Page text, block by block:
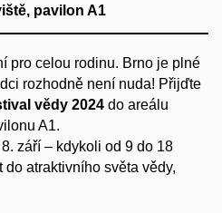
pavilon A1
pro celou rodinu. Brno je plné
rozhodně není nuda! Přijďte
vědy 2024 do areálu
A1.
září – kdykoli od 9 do 18
atraktivního světa vědy,